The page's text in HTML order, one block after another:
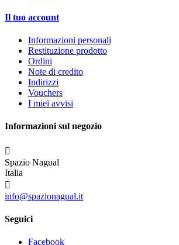
Il tuo account
Informazioni personali
Restituzione prodotto
Ordini
Note di credito
Indirizzi
Vouchers
I miei avvisi
Informazioni sul negozio

Spazio Nagual
Italia

info@spazionagual.it
Seguici
Facebook